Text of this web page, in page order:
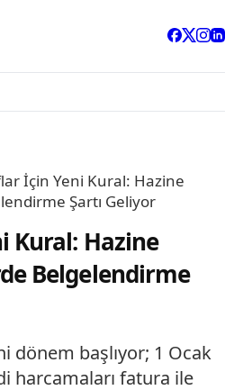
İçin Yeni Kural: Hazine
Şartı Geliyor
Kural: Hazine
Belgelendirme
dönem başlıyor; 1 Ocak
harcamaları fatura ile